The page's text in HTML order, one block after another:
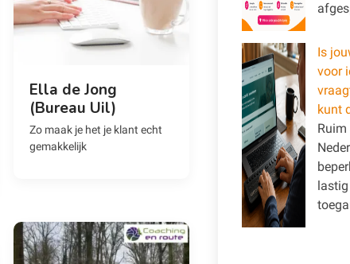
Ella de Jong
(Bureau Uil)
Zo maak je het je klant echt
gemakkelijk
Is
voor
kunt